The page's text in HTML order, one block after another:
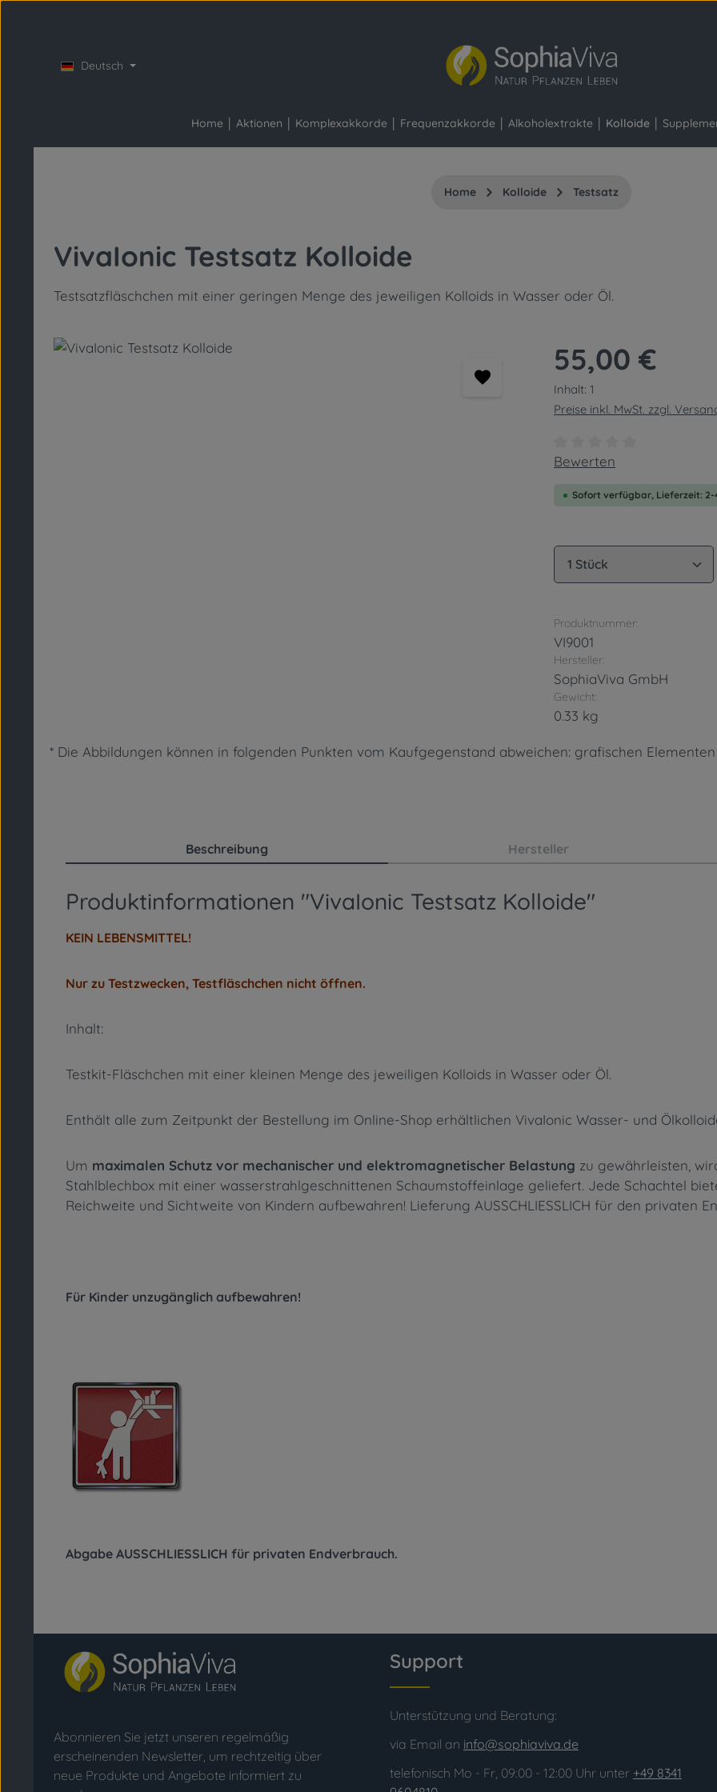
Deutsch
Home Aktionen Komplexakkorde Frequenzakkorde Alkoholextrakte Kolloide
Home Kolloide Testsatz
VivaIonic Testsatz Kolloide
Testsatzfläschchen mit einer geringen Menge des jeweiligen Kolloids in Wasser oder Öl.
Bildergalerie überspringen Regulärer Preis:
55,00 €
Inhalt: 1
Preise inkl. MwSt. zzgl.
Durchschnittliche
Bewerten
Sofort verfügbar, Lieferzeit: 2-
Produkt Anzahl:
Produktnummer:
VI9001
Hersteller:
SophiaViva GmbH
Gewicht:
0.33 kg
* Die Abbildungen können in folgenden Punkten vom Kaufgegenstand abweichen: grafischen Elementen
Beschreibung Hersteller
Produktinformationen "VivaIonic Testsatz Kolloide"
KEIN LEBENSMITTEL!
Nur zu Testzwecken, Testfläschchen nicht öffnen.
Inhalt:
Testkit-Fläschchen mit einer kleinen Menge des jeweiligen Kolloids in Wasser oder Öl.
Enthält alle zum Zeitpunkt der Bestellung im Online-Shop erhältlichen VivaIonic Wasser- und
Um maximalen Schutz vor mechanischer und elektromagnetischer Belastung zu gewährleisten,
Stahlblechbox mit einer wasserstrahlgeschnittenen Schaumstoffeinlage geliefert. Jede Schachtel
Reichweite und Sichtweite von Kindern aufbewahren! Lieferung AUSSCHLIESSLICH für den privaten
Für Kinder unzugänglich aufbewahren!
Abgabe AUSSCHLIESSLICH für privaten Endverbrauch.
Abonnieren Sie jetzt unseren regelmäßig
erscheinenden Newsletter, um rechtzeitig über
neue Produkte und Angebote informiert zu
Support
Unterstützung und Beratung:
via Email an info@sophiaviva.de
telefonisch Mo - Fr, 09:00 - 12:00 Uhr unter +49 8341